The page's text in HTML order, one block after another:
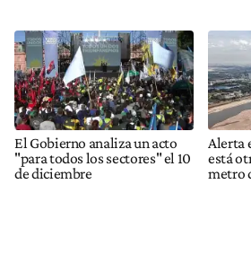
El Gobierno analiza un acto
"para todos los sectores" el 10
de diciembre
Alerta
está
metro